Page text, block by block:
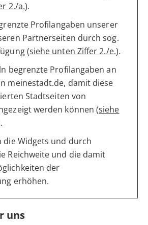
2./a.).
Profilangaben unserer
Partnerseiten durch sog.
(siehe unten Ziffer 2./e.).
begrenzte Profilangaben an
meinestadt.de, damit diese
Stadtseiten von
werden können (siehe
die Widgets und durch
Reichweite und die damit
der
erhöhen.
uns